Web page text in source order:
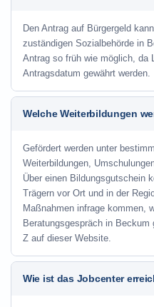
Den Antrag auf Bürgergeld
zuständigen Sozialbehörde in
Antrag so früh wie möglich, da
Antragsdatum gewährt werden.
Welche Weiterbildungen
Gefördert werden unter
Weiterbildungen,
Über einen Bildungsgutschein
Trägern vor Ort und in der
Maßnahmen infrage kommen,
Beratungsgespräch in
Z auf dieser Website.
Wie ist das Jobcenter